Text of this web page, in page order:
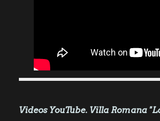
Videos YouTube. Villa Romana